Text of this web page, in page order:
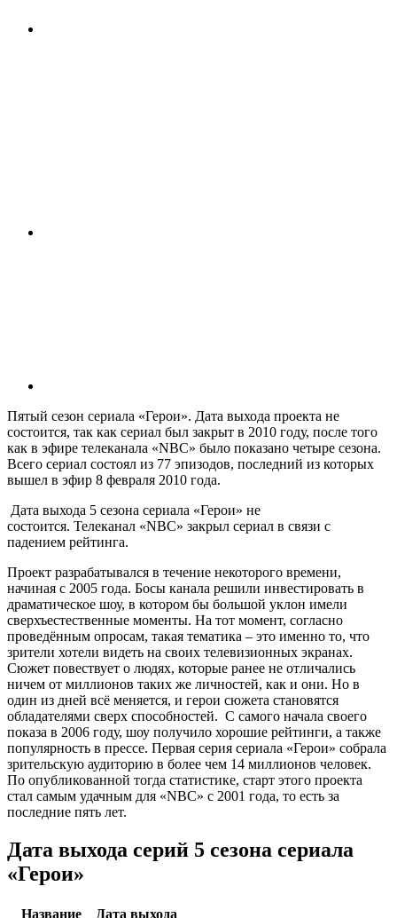
Пятый сезон сериала «Герои». Дата выхода проекта не
состоится, так как сериал был закрыт в 2010 году, после того
как в эфире телеканала «NBC» было показано четыре сезона.
Всего сериал состоял из 77 эпизодов, последний из которых
вышел в эфир 8 февраля 2010 года.
Дата выхода 5 сезона сериала «Герои» не
состоится. Телеканал «NBC» закрыл сериал в связи с
падением рейтинга.
Проект разрабатывался в течение некоторого времени,
начиная с 2005 года. Босы канала решили инвестировать в
драматическое шоу, в котором бы большой уклон имели
сверхъестественные моменты. На тот момент, согласно
проведённым опросам, такая тематика – это именно то, что
зрители хотели видеть на своих телевизионных экранах.
Сюжет повествует о людях, которые ранее не отличались
ничем от миллионов таких же личностей, как и они. Но в
один из дней всё меняется, и герои сюжета становятся
обладателями сверх способностей. С самого начала своего
показа в 2006 году, шоу получило хорошие рейтинги, а также
популярность в прессе. Первая серия сериала «Герои» собрала
зрительскую аудиторию в более чем 14 миллионов человек.
По опубликованной тогда статистике, старт этого проекта
стал самым удачным для «NBC» с 2001 года, то есть за
последние пять лет.
Дата выхода серий 5 сезона сериала
«Герои»
Название
Дата выхода